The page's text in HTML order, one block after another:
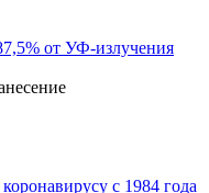
от УФ-излучения
с 1984 года